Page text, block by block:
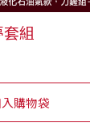
組
購物袋